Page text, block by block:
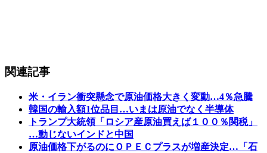
関連記事
米・イラン衝突懸念で原油価格大きく変動…4％急騰
韓国の輸入額1位品目…いまは原油でなく半導体
トランプ大統領「ロシア産原油買えば１００％関税」
…動じないインドと中国
原油価格下がるのにＯＰＥＣプラスが増産決定…「石